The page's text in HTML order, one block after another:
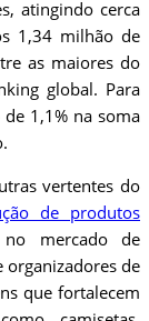
atingindo cerca
1,34 milhão de
as maiores do
global. Para
1,1% na soma
vertentes do
de produtos
mercado de
organizadores de
que fortalecem